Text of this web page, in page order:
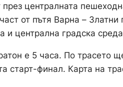
централната
от пътя Варна –
и централна градска
е 5 часа. По трасето
старт-финал. Карта на